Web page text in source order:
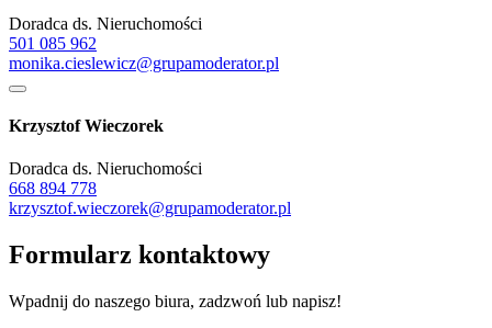
Doradca ds. Nieruchomości
501 085 962
monika.cieslewicz@grupamoderator.pl
Krzysztof Wieczorek
Doradca ds. Nieruchomości
668 894 778
krzysztof.wieczorek@grupamoderator.pl
Formularz kontaktowy
Wpadnij do naszego biura, zadzwoń lub napisz!